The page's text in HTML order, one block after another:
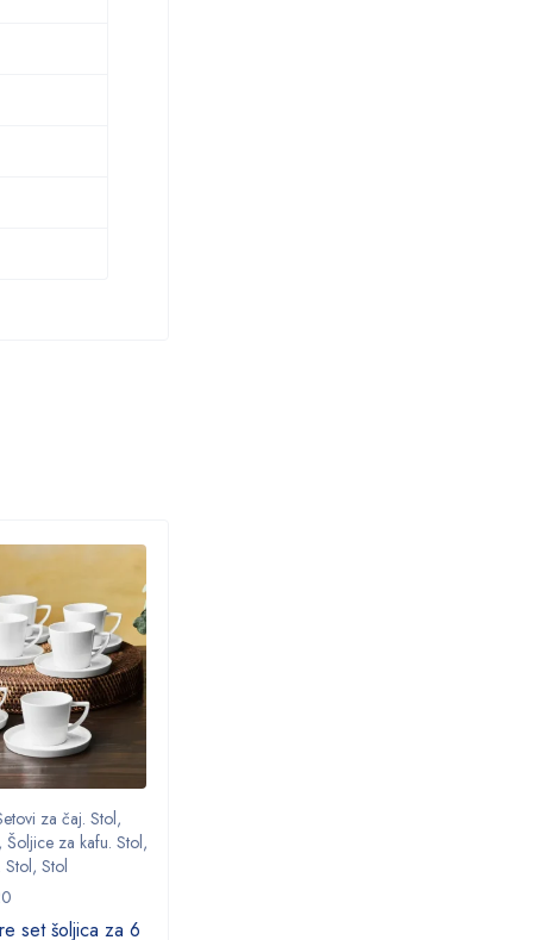
za čaj. Stol,
, Šoljice za kafu. Stol,
Stol, Stol
set šoljica za 6